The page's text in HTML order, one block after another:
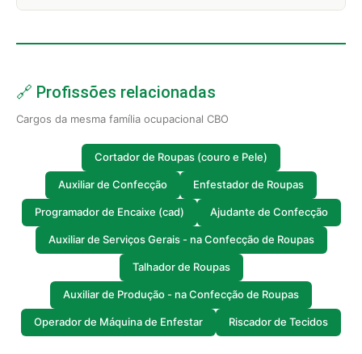
🔗 Profissões relacionadas
Cargos da mesma família ocupacional CBO
Cortador de Roupas (couro e Pele)
Auxiliar de Confecção Enfestador de Roupas
Programador de Encaixe (cad) Ajudante de Confecção
Auxiliar de Serviços Gerais - na Confecção de Roupas
Talhador de Roupas
Auxiliar de Produção - na Confecção de Roupas
Operador de Máquina de Enfestar Riscador de Tecidos